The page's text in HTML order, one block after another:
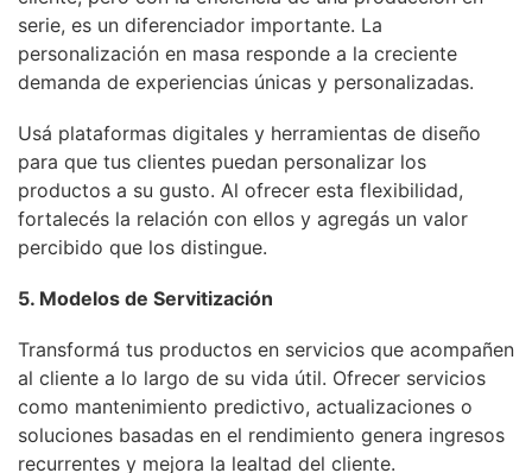
serie, es un diferenciador importante. La
personalización en masa responde a la creciente
demanda de experiencias únicas y personalizadas.
Usá plataformas digitales y herramientas de diseño
para que tus clientes puedan personalizar los
productos a su gusto. Al ofrecer esta flexibilidad,
fortalecés la relación con ellos y agregás un valor
percibido que los distingue.
5. Modelos de Servitización
Transformá tus productos en servicios que acompañen
al cliente a lo largo de su vida útil. Ofrecer servicios
como mantenimiento predictivo, actualizaciones o
soluciones basadas en el rendimiento genera ingresos
recurrentes y mejora la lealtad del cliente.